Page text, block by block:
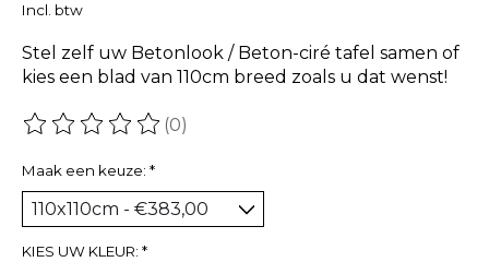
Incl. btw
Stel zelf uw Betonlook / Beton-ciré tafel samen of
kies een blad van 110cm breed zoals u dat wenst!
De beoordeling van dit product is
(0)
Maak een keuze: *
KIES UW KLEUR: *